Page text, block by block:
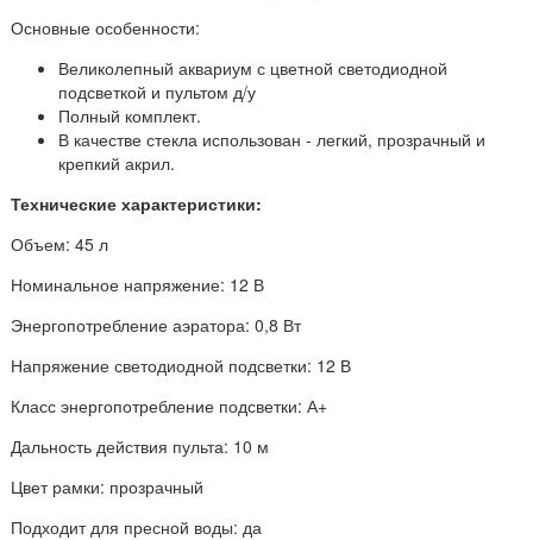
Основные особенности:
Великолепный аквариум с цветной светодиодной
подсветкой и пультом д/у
Полный комплект.
В качестве стекла использован - легкий, прозрачный и
крепкий акрил.
Технические характеристики:
Объем: 45 л
Номинальное напряжение: 12 В
Энергопотребление аэратора: 0,8 Вт
Напряжение светодиодной подсветки: 12 В
Класс энергопотребление подсветки: А+
Дальность действия пульта: 10 м
Цвет рамки: прозрачный
Подходит для пресной воды: да